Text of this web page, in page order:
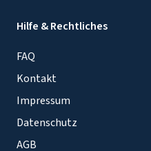
Hilfe & Rechtliches
FAQ
Kontakt
Impressum
Datenschutz
AGB